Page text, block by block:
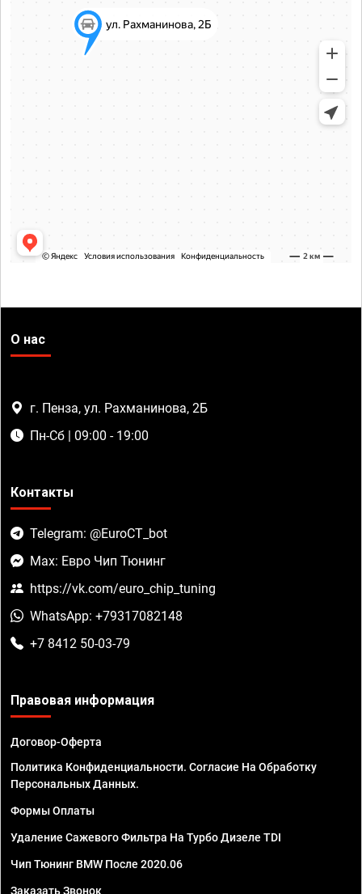
О нас
г. Пенза, ул. Рахманинова, 2Б
Пн-Сб | 09:00 - 19:00
Контакты
Telegram: @EuroCT_bot
Max: Евро Чип Тюнинг
https://vk.com/euro_chip_tuning
WhatsApp: +79317082148
+7 8412 50-03-79
Правовая информация
Договор-Оферта
Политика Конфиденциальности. Согласие На Обработку
Персональных Данных.
Формы Оплаты
Удаление Сажевого Фильтра На Турбо Дизеле TDI
Чип Тюнинг BMW После 2020.06
Заказать Звонок